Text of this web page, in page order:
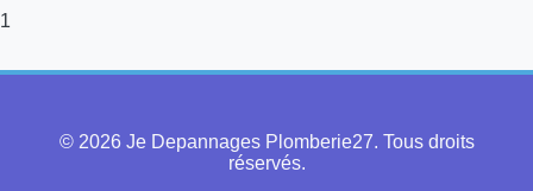
1
© 2026 Je Depannages Plomberie27. Tous droits
réservés.